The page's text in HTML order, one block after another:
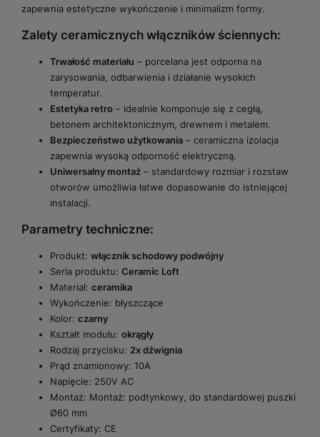
zapewnia estetyczne wykończenie i minimalizm formy.
Zalety ceramicznych włączników ściennych:
Trwałość materiału – porcelana jest odporna na
zarysowania, odbarwienia i działanie wysokich
temperatur.
Estetyka retro – idealnie komponuje się z cegłą,
betonem architektonicznym, drewnem i metalem.
Bezpieczeństwo użytkowania – ceramiczna izolacja
zapewnia wysoką odporność elektryczną.
Uniwersalny montaż – standardowy rozmiar i rozstaw
otworów umożliwia łatwe dopasowanie do istniejącej
instalacji.
Parametry techniczne:
Produkt: włącznik schodowy podwójny
Seria produktu: Ceramic Loft
Materiał: ceramika
Wykończenie: błyszczące
Kolor: czarny
Kształt modułu: okrągły
Rodzaj przycisku: 2x dźwignia
Prąd znamionowy: 10A
Napięcie: 250V AC
Montaż: Montaż: podtynkowy, do standardowej puszki
Ø60 mm
Certyfikaty: CE